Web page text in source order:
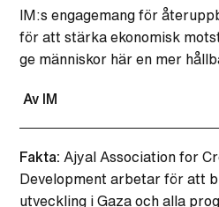
IM:s engagemang för
för att stärka ekonomisk
ge människor här en mer
Av IM
Fakta: Ajyal Association for
Development arbetar för att
utveckling i Gaza och alla